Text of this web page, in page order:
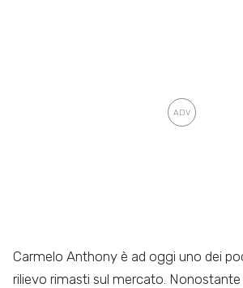
Carmelo Anthony è ad oggi uno dei
rilievo rimasti sul mercato. Nonostante